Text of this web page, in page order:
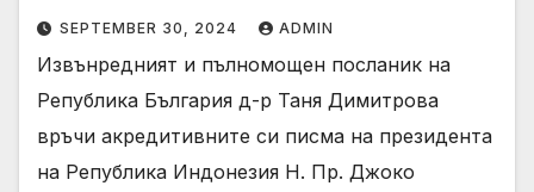
SEPTEMBER 30, 2024 ADMIN
Извънредният и пълномощен посланик на
Република България д-р Таня Димитрова
връчи акредитивните си писма на президента
на Република Индонезия Н. Пр. Джоко